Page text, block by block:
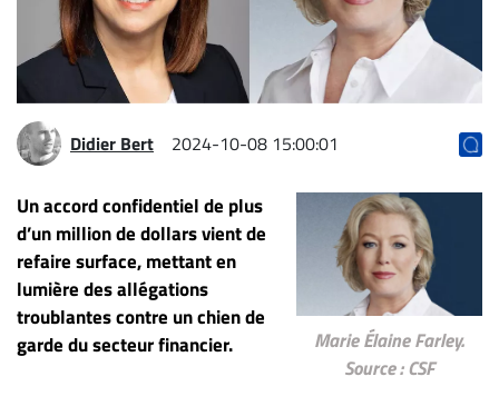
CARRIÈRE
ET
EMPLOIS
AVOCATS
JURISTES
Offres
d'emploi
Formation
Continue
Didier Bert 2024-10-08 15:00:01
Marie Élaine Farley.
Source : CSF
Un accord confidentiel de plus
d’un million de dollars vient de
refaire surface, mettant en
lumière des allégations
troublantes contre un chien de
garde du secteur financier.